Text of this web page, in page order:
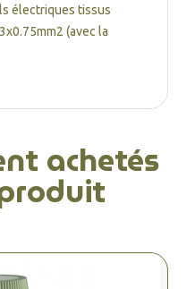
électriques tissus
(avec la
achetés